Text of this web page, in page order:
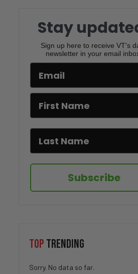
Stay
Sign up here to receive VT's
newsletter in your email
Subscribe
TOP TRENDING
Sorry. No data so far.